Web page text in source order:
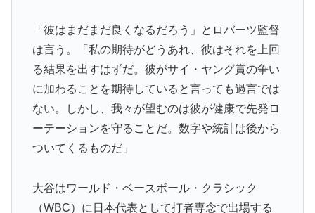
「彼はまだまだ良くなるだろう」とロバーツ監督
は言う。「私の期待がどうあれ、彼はそれを上回
る結果を出すはずだ。彼がサイ・ヤング賞の争い
に加わることを期待していると言っても過言では
ない。しかし、我々が望むのは彼が健康で先発ロ
ーテーションを守ることだ。数字や統計は後から
ついてくるものだ」
大谷はワールド・ベースボール・クラシック
（WBC）に日本代表として打者専念で出場する